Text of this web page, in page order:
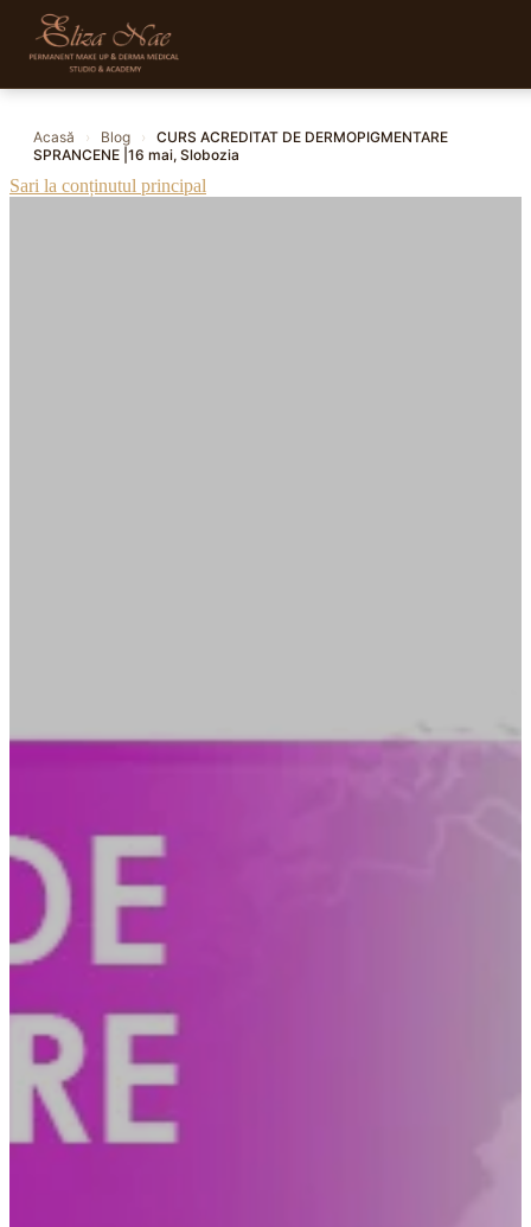
Acasă › Blog ›
CURS ACREDITAT DE DERMOPIGMENTARE
SPRANCENE |16 mai, Slobozia
Sari la conținutul principal